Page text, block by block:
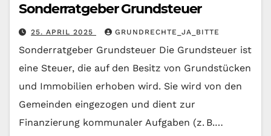
Sonderratgeber Grundsteuer
25. APRIL 2025 GRUNDRECHTE_JA_BITTE
Sonderratgeber Grundsteuer Die Grundsteuer ist
eine Steuer, die auf den Besitz von Grundstücken
und Immobilien erhoben wird. Sie wird von den
Gemeinden eingezogen und dient zur
Finanzierung kommunaler Aufgaben (z. B.…